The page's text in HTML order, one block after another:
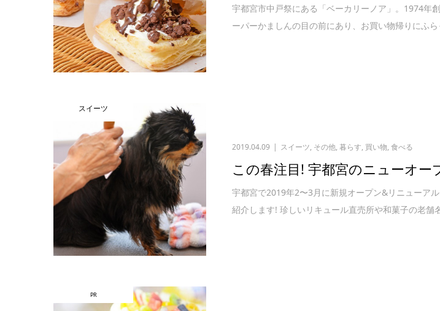
宇都宮市中戸祭にある「ベーカリーノア」。1974年
ーパーかましんの目の前にあり、お買い物帰りにふ
スイーツ
2019.04.09 スイーツ, その他,暮らす, 買い物,食べる
この春注目! 宇都宮のニューオー
宇都宮で2019年2〜3月に新規オープン&リニューア
紹介します! 珍しいリキュール直売所や和菓子の老舗
PR